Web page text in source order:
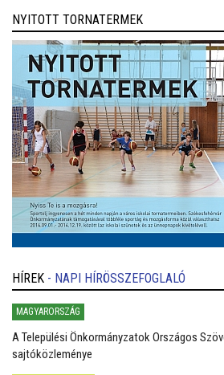
NYITOTT TORNATERMEK
HÍREK - NAPI HÍRÖSSZEFOGLALÓ
MAGYARORSZÁG
A Települési Önkormányzatok Országos
sajtóközleménye